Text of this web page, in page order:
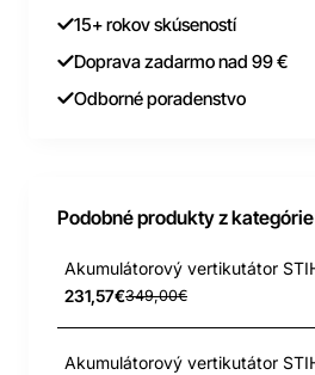
15+ rokov skúseností
Doprava zadarmo nad 99 €
Odborné poradenstvo
Podobné produkty z kategórie
231,57€349,00€